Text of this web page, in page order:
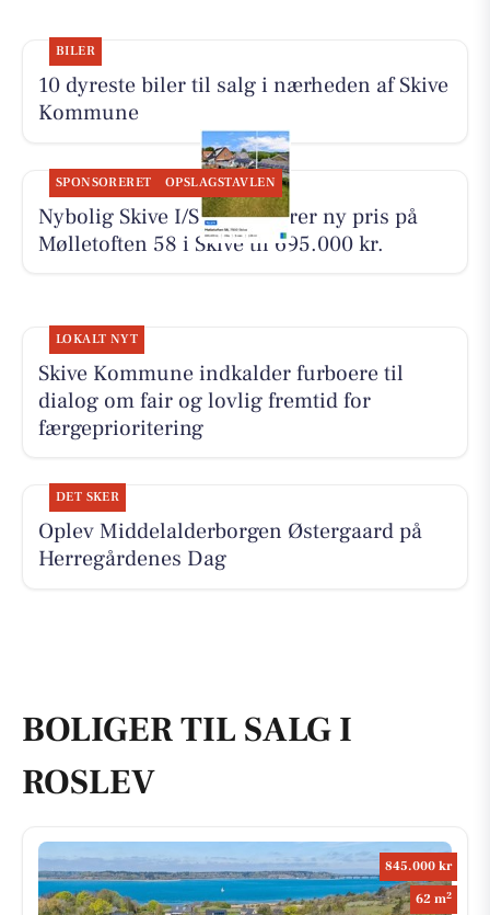
BILER
10 dyreste biler til salg i nærheden af Skive
Kommune
SPONSORERET OPSLAGSTAVLEN
Nybolig Skive I/S annoncerer ny pris på
Mølletoften 58 i Skive til 695.000 kr.
LOKALT NYT
Skive Kommune indkalder furboere til
dialog om fair og lovlig fremtid for
færgeprioritering
DET SKER
Oplev Middelalderborgen Østergaard på
Herregårdenes Dag
BOLIGER TIL SALG I
ROSLEV
845.000 kr
62 m2